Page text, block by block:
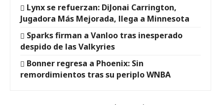
Lynx se refuerzan: DiJonai Carrington,
Jugadora Más Mejorada, llega a Minnesota
Sparks firman a Vanloo tras inesperado
despido de las Valkyries
Bonner regresa a Phoenix: Sin
remordimientos tras su periplo WNBA